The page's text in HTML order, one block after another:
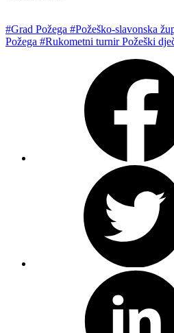
#Grad Požega #Požeško-slavonska
Požega #Rukometni turnir Požeški